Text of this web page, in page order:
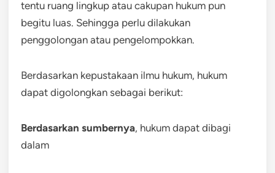
tentu ruang lingkup atau cakupan hukum pun
begitu luas. Sehingga perlu dilakukan
penggolongan atau pengelompokkan.
Berdasarkan kepustakaan ilmu hukum, hukum
dapat digolongkan sebagai berikut:
Berdasarkan sumbernya, hukum dapat dibagi
dalam